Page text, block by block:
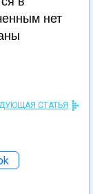
нет
СТАТЬЯ